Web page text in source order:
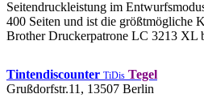
Seitendruckleistung im
400 Seiten und ist die größtmögliche
Brother Druckerpatrone LC 3213 XL
Tintendiscounter TiDis Tegel
Grußdorfstr.11, 13507 Berlin